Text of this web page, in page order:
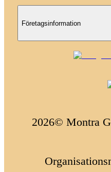
Företagsinformation
2026© Montra